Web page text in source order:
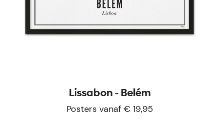
Lissabon - Belém
Posters vanaf € 19,95